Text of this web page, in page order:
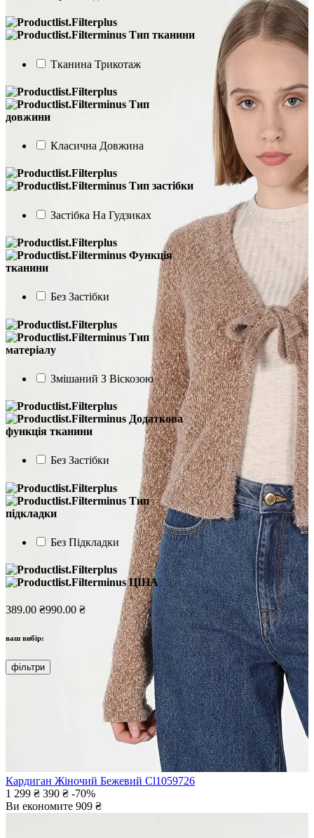
Тип тканини
Тканина Трикотаж
Тип
довжини
Класична Довжина
Тип застібки
Застібка На Гудзиках
Функція
тканини
Без Застібки
Тип
матеріалу
Змішаний З Віскозою
Додаткова
функція тканини
Без Застібки
Тип
підкладки
Без Підкладки
ЦІНА
389.00 ₴990.00 ₴
ваш вибір:
фільтри